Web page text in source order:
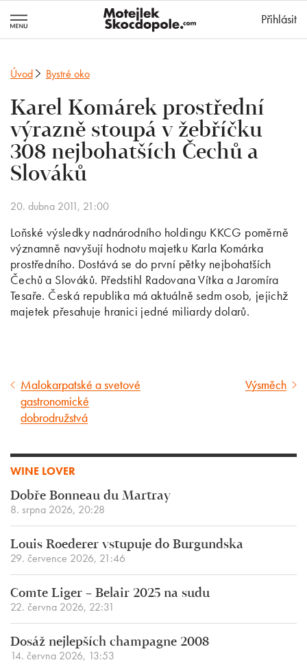
Přihlásit
Úvod Bystré oko
Karel Komárek prostřední
výrazně stoupá v žebříčku
308 nejbohatších Čechů a
Slováků
20. dubna 2011, 21:00
Loňské výsledky nadnárodního holdingu KKCG poměrně
významně navyšují hodnotu majetku Karla Komárka
prostředního. Dostává se do první pětky nejbohatších
Čechů a Slováků. Předstihl Radovana Vítka a Jaromíra
Tesaře. Česká republika má aktuálně sedm osob, jejichž
majetek přesahuje hranici jedné miliardy dolarů.
Předcházející
článek
Malokarpatské a svetové
gastronomické
dobrodružstvá
Výsměch
WINE LOVER
Dobře Bonneau du Martray
8. srpna 2026, 20:28
Louis Roederer vstupuje do Burgundska
29. července 2026, 21:46
Comte Liger – Belair 2025 na sudu
22. června 2026, 22:31
Dosáž nejlepších champagne 2008
14. června 2026, 13:53